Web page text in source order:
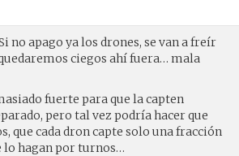
no apago ya los drones, se van a freír
ciegos ahí fuera… mala
fuerte para que la capten
pero tal vez podría hacer que
que cada dron capte solo una fracción
lo hagan por turnos…